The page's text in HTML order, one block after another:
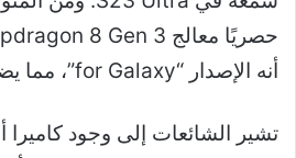
أنه الإصدار “for Galaxy”، مما يضمن أداءً استثنائيًا.
تشير الشائعات إلى وجود كاميرا